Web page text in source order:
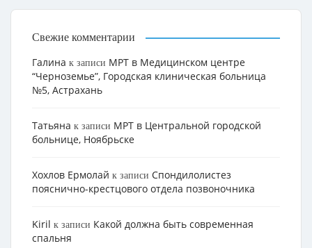
Свежие комментарии
Галина к записи МРТ в Медицинском центре
“Черноземье”, Городская клиническая больница
№5, Астрахань
Татьяна к записи МРТ в Центральной городской
больнице, Ноябрьске
Хохлов Ермолай к записи Cпондилолистез
пояснично-крестцового отдела позвоночника
Kiril к записи Какой должна быть современная
спальня